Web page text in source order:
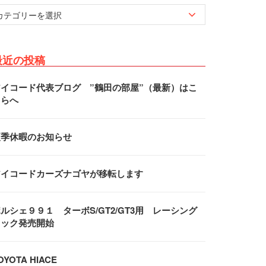
の投稿
コード代表ブログ ”鶴田の部屋”（最新）はこ
へ
休暇のお知らせ
コードカーズナゴヤが移転します
シェ９９１ ターボS/GT2/GT3用 レーシング
ク発売開始
HIACE